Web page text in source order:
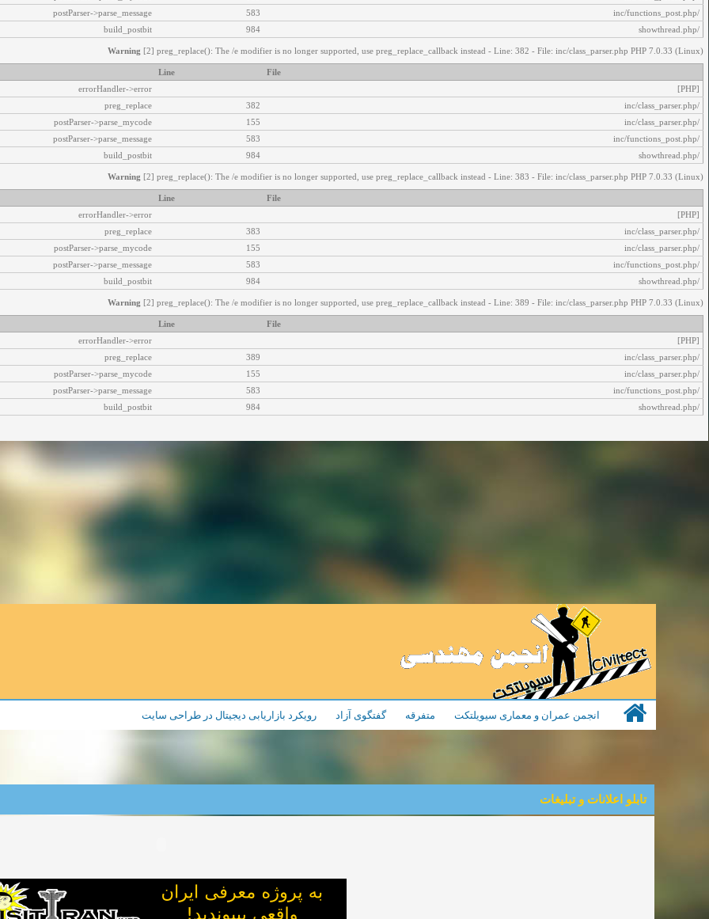
/inc/functions_post.php
583
postParser->parse_message
/showthread.php
984
build_postbit
Warning [2] preg_replace(): The /e modifier is no longer supported, use preg_replace_callback instead - Line: 382 - File: inc/class_parser.php PHP 7.0.33 (Linux)
File
Line
[PHP]
errorHandler->error
/inc/class_parser.php
382
preg_replace
/inc/class_parser.php
155
postParser->parse_mycode
/inc/functions_post.php
583
postParser->parse_message
/showthread.php
984
build_postbit
Warning [2] preg_replace(): The /e modifier is no longer supported, use preg_replace_callback instead - Line: 383 - File: inc/class_parser.php PHP 7.0.33 (Linux)
File
Line
[PHP]
errorHandler->error
/inc/class_parser.php
383
preg_replace
/inc/class_parser.php
155
postParser->parse_mycode
/inc/functions_post.php
583
postParser->parse_message
/showthread.php
984
build_postbit
Warning [2] preg_replace(): The /e modifier is no longer supported, use preg_replace_callback instead - Line: 389 - File: inc/class_parser.php PHP 7.0.33 (Linux)
File
Line
[PHP]
errorHandler->error
/inc/class_parser.php
389
preg_replace
/inc/class_parser.php
155
postParser->parse_mycode
/inc/functions_post.php
583
postParser->parse_message
/showthread.php
984
build_postbit
انجمن عمران و معماری سیویلتکت متفرقه گفتگوی آزاد رویکرد بازاریابی دیجیتال در طراحی سایت
تابلو اعلانات و تبلیغات